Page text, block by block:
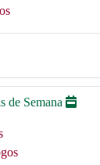
de Semana